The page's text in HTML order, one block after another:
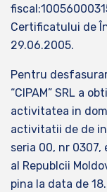
Certificatului de
29.06.2005.
Pentru
“CIPAM” SRL a
activitatea in
activitatii de de
seria 00, nr
al Republcii
pina la data de